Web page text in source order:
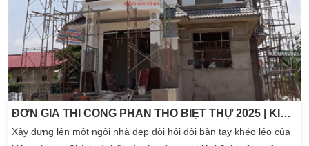
ĐƠN GIÁ THI CÔNG PHẦN THÔ BIỆT THỰ 2025 | KIẾN AN VINH
Xây dựng lên một ngôi nhà đẹp đòi hỏi đôi bàn tay khéo léo của